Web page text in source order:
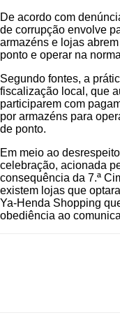
De acordo com
de corrupção envolve
armazéns e lojas
ponto e operar na
Segundo fontes, a
fiscalização local, que
participarem com
por armazéns para
de ponto.
Em meio ao
celebração, acionada
consequência da 7.ª
existem lojas que
Ya-Henda Shopping
obediência ao